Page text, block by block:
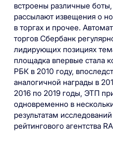
встроены различные
рассылают извещения о
в торгах и прочее.
торгов Сбербанк
лидирующих позициях
площадка впервые стала
РБК в 2010 году,
аналогичной награды в
2016 по 2019 годы, ЭТП
одновременно в
результатам
рейтингового агентства